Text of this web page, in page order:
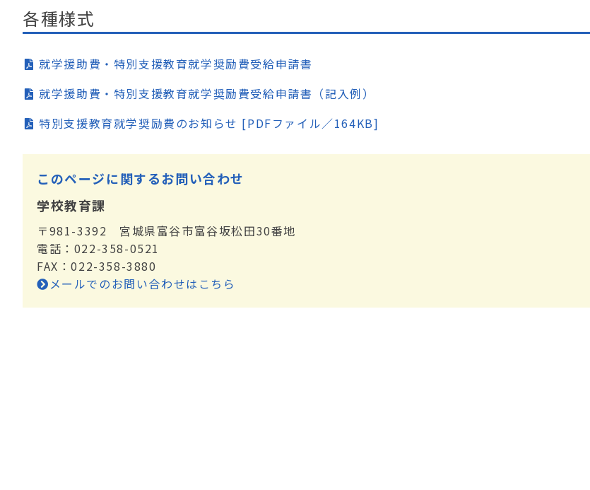
各種様式
就学援助費・特別支援教育就学奨励費受給申請書
就学援助費・特別支援教育就学奨励費受給申請書（記入例）
特別支援教育就学奨励費のお知らせ [PDFファイル／164KB]
このページに関するお問い合わせ
学校教育課
〒981-3392 宮城県富谷市富谷坂松田30番地
電話：022-358-0521
FAX：022-358-3880
メールでのお問い合わせはこちら